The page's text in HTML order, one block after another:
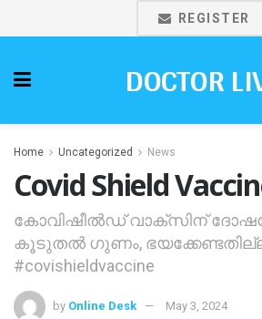
REGISTER
DOCTOR
Home Uncategorized News
Covid Shield
കോവിഷീല്‍ഡ് വാക്‌സിന്
കൂടുതല്‍ ഗുണം, ഭയക്കേണ്ടതില്ല
#covishieldvaccine
by Online Desk May 3, 2024